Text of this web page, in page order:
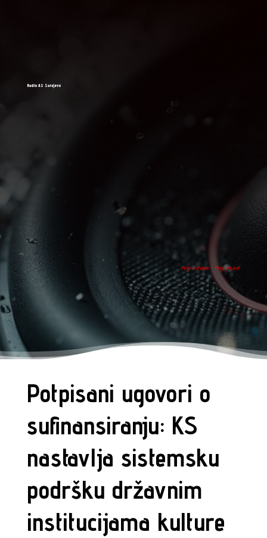
Radio AS Sarajevo
tvoj ritam - tvoj grad
Potpisani ugovori o
sufinansiranju: KS
nastavlja sistemsku
podršku državnim
institucijama kulture